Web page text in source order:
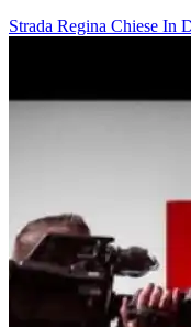
Strada Regina Chiese In